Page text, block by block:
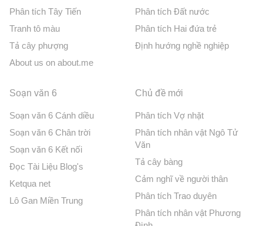
Phân tích Tây Tiến
Tranh tô màu
Tả cây phượng
About us on about.me
Phân tích Đất nước
Phân tích Hai đứa trẻ
Định hướng nghề nghiệp
Soạn văn 6
Soạn văn 6 Cánh diều
Soạn văn 6 Chân trời
Soạn văn 6 Kết nối
Đọc Tài Liệu Blog's
Ketqua net
Lô Gan Miền Trung
Chủ đề mới
Phân tích Vợ nhặt
Phân tích nhân vật Ngô Tử
Văn
Tả cây bàng
Cảm nghĩ về người thân
Phân tích Trao duyên
Phân tích nhân vật Phương